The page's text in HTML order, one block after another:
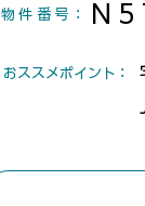
物件番号 ：
​おススメポイント：